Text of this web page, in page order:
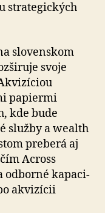
strategických
slovenskom
svoje
pa­pier­mi
kde bude
služby a wealth
preberá aj
Across
odborné ka­pa­ci­
akvizícii